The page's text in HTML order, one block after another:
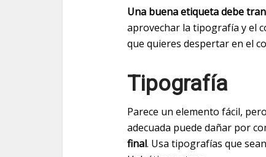
Una buena etiqueta debe
aprovechar la tipografía y el
que quieres despertar en el
Tipografía
Parece un elemento fácil,
adecuada puede dañar por
final. Usa tipografías que